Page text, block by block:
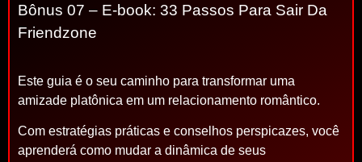
Bônus 07 – E-book: 33 Passos Para Sair Da
Friendzone
Este guia é o seu caminho para transformar uma
amizade platônica em um relacionamento romântico.
Com estratégias práticas e conselhos perspicazes, você
aprenderá como mudar a dinâmica de seus